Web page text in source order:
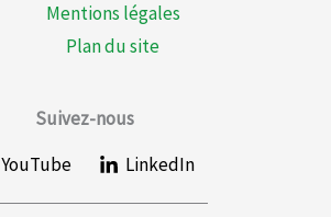
Mentions légales
Plan du site
Suivez-nous
YouTube
LinkedIn